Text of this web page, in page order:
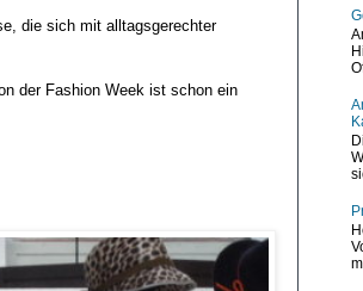
die sich mit alltagsgerechter
der Fashion Week ist schon ein